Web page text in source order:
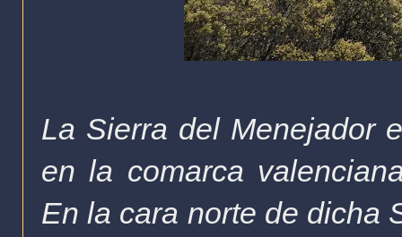
La Sierra del Menejador
en la comarca
En la cara norte de dicha